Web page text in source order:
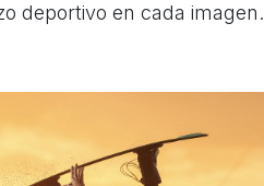
deportivo en cada imagen.